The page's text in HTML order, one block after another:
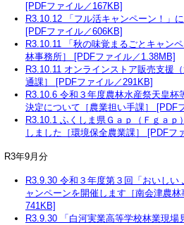
[PDFファイル／167KB]
R3.10.12 「フル活キャンペーン！」
[PDFファイル／606KB]
R3.10.11 「秋の味覚まるごとキャン
林事務所］ [PDFファイル／1.38MB]
R3.10.11 オンラインストア販売支援
通課］ [PDFファイル／291KB]
R3.10.6 令和３年度農林水産祭天皇
決定について［農業担い手課］ [PDF
R3.10.1 ふくしま県Ｇａｐ（Ｆｇａ
しました［環境保全農業課］ [PDFフ
R3年9月分
R3.9.30 令和３年度第３回「おいし
ャンペーンを開催します［南会津農
741KB]
R3.9.30 「白河実業高等学校林業現